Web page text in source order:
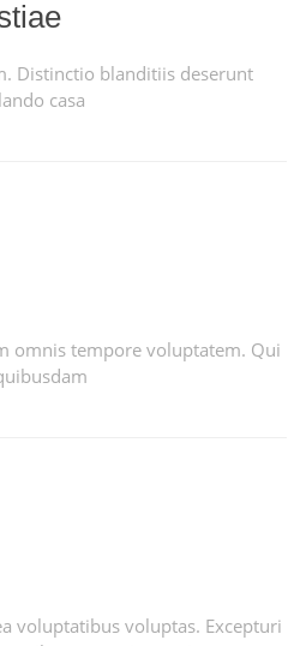
Distinctio blanditiis deserunt
casa
omnis tempore voluptatem. Qui
voluptatibus voluptas. Excepturi